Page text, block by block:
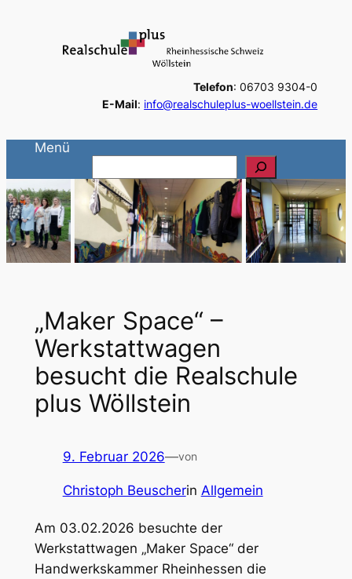
Telefon: 06703 9304-0
E-Mail: info@realschuleplus-woellstein.de
Menü
u
c
e
n
„Maker Space“ –
Werkstattwagen
besucht die Realschule
plus Wöllstein
9. Februar 2026—von
Christoph Beuscherin Allgemein
Am 03.02.2026 besuchte der
Werkstattwagen „Maker Space“ der
Handwerkskammer Rheinhessen die